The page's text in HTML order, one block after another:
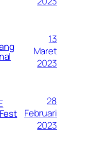
13
Maret
2023
28
Februari
2023